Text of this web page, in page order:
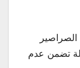
تضمن عدم